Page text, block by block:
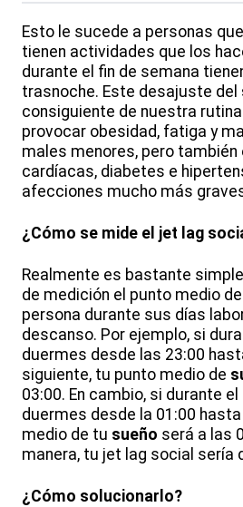
Esto le sucede a personas
tienen actividades que los
durante el fin de semana
trasnoche. Este desajuste del
consiguiente de nuestra
provocar obesidad, fatiga y
males menores, pero
cardíacas, diabetes e
afecciones mucho más
¿Cómo se mide el jet lag
Realmente es bastante
de medición el punto medio de
persona durante sus días
descanso. Por ejemplo, si
duermes desde las 23:00
siguiente, tu punto medio de
03:00. En cambio, si durante
duermes desde la 01:00
medio de tu sueño será a las
manera, tu jet lag social sería
¿Cómo solucionarlo?